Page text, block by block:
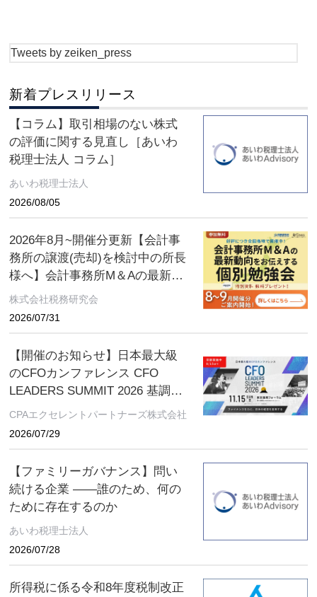
Tweets by zeiken_press
新着プレスリリース
【コラム】取引相場のない株式
の評価に関する見直し［あいわ
税理士法人 コラム］
あいわ税理士法人
2026/08/05
2026年8月~開催分更新【会計事
務所の譲渡(売却)を検討中の所長
様へ】会計事務所M＆Aの最新動
向をお伝えする無料個別勉強会
株式会社税務研究会
2026/07/31
【開催のお知らせ】日本最大級
のCFOカンファレンス CFO
LEADERS SUMMIT 2026 基調講
演にソフトバンクグループCFO
CPAエクセレントパートナーズ株式会社
2026/07/29
【ファミリーガバナンス】問い
続ける企業 ――誰のため、何の
ために存在するのか
あいわ税理士法人
2026/07/28
所得税に係る令和8年度税制改正